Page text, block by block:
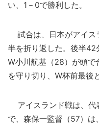
い、1－0で勝利した。
試合は、日本がアイス
半を折り返した。後半42
W小川航基（28）が頭で
を守り切り、W杯前最後
アイスランド戦は、代
で、森保一監督（57）は